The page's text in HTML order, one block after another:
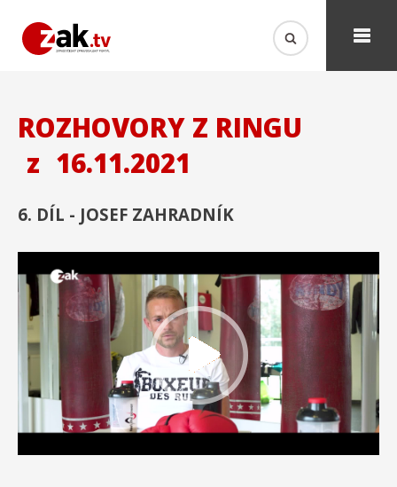
ROZHOVORY Z RINGU
z 16.11.2021
6. DÍL - JOSEF ZAHRADNÍK